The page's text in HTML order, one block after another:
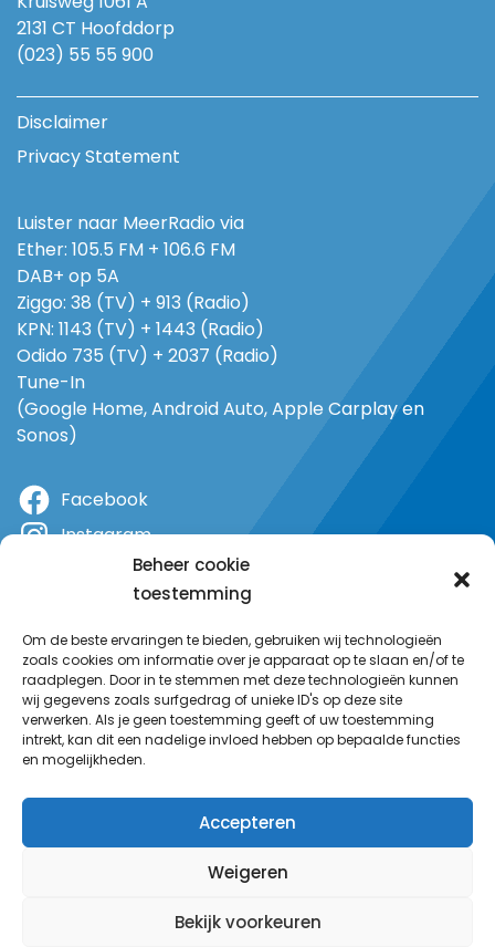
Beheer cookie
toestemming
Om de beste ervaringen te bieden, gebruiken wij technologieën
zoals cookies om informatie over je apparaat op te slaan en/of te
raadplegen. Door in te stemmen met deze technologieën kunnen
wij gegevens zoals surfgedrag of unieke ID's op deze site
verwerken. Als je geen toestemming geeft of uw toestemming
intrekt, kan dit een nadelige invloed hebben op bepaalde functies
en mogelijkheden.
Accepteren
Weigeren
Bekijk voorkeuren
2131 CT Hoofddorp
(023) 55 55 900
Disclaimer
Privacy Statement
Luister naar MeerRadio via
Ether: 105.5 FM + 106.6 FM
DAB+ op 5A
Ziggo: 38 (TV) + 913 (Radio)
KPN: 1143 (TV) + 1443 (Radio)
Odido 735 (TV) + 2037 (Radio)
Tune-In
(Google Home, Android Auto, Apple Carplay en
Sonos)
Facebook
Instagram
YouTube